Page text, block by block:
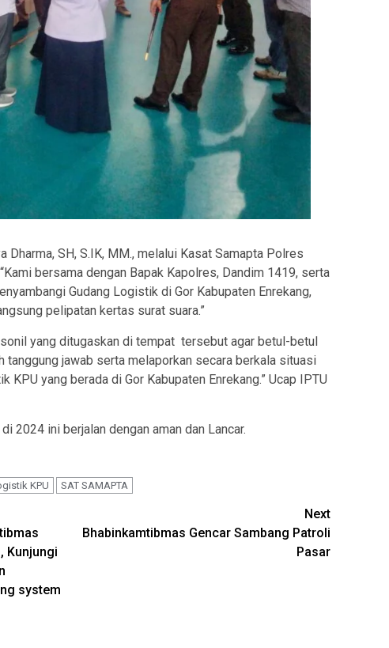
Dharma, SH, S.IK, MM., melalui Kasat Samapta Polres
bersama dengan Bapak Kapolres, Dandim 1419, serta
Gudang Logistik di Gor Kabupaten Enrekang,
pelipatan kertas surat suara.”
yang ditugaskan di tempat tersebut agar betul-betul
tanggung jawab serta melaporkan secara berkala situasi
yang berada di Gor Kabupaten Enrekang.” Ucap IPTU
2024 ini berjalan dengan aman dan Lancar.
KPU SAT SAMAPTA
Kunjungi
system
Next
Bhabinkamtibmas Gencar Sambang Patroli
Pasar